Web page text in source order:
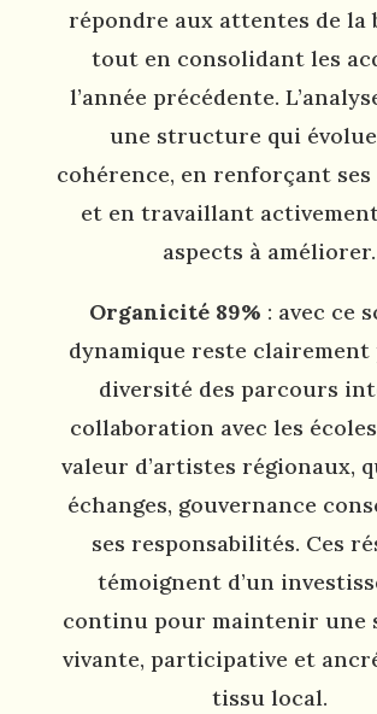
répondre aux attentes de la
tout en consolidant les
l’année précédente.
une structure qui évolue
cohérence, en renforçant
et en travaillant
aspects à améliorer.
Organicité 89% : avec ce
dynamique reste clairement
diversité des parcours
collaboration avec les
valeur d’artistes régionaux,
échanges, gouvernance
ses responsabilités. Ces
témoignent d’un
continu pour maintenir une
vivante, participative et
tissu local.